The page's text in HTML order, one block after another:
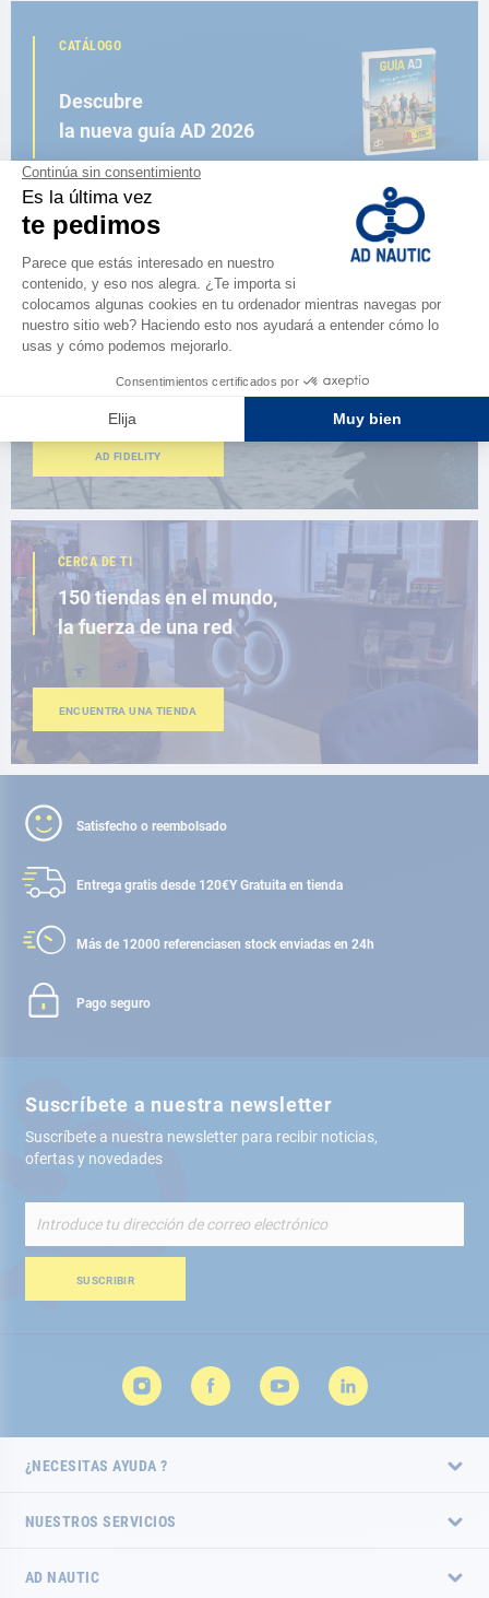
CATÁLOGO
Descubre
la nueva guía AD 2026
NAVEGAR POR EL CATÁLOGO
ESPACIO FIDELIDAD
¿Eres apasionado?
Benefíciate de ventajas exclusivas
AD FIDELITY
CERCA DE TI
150 tiendas en el mundo,
la fuerza de una red
ENCUENTRA UNA TIENDA
Satisfecho o reembolsado
Entrega gratis desde 120€Y Gratuita en tienda
Más de 12000 referenciasen stock enviadas en 24h
Pago seguro
Suscríbete a nuestra newsletter
Suscríbete a nuestra newsletter para recibir noticias,
ofertas y novedades
nuestro
de
SUSCRIBIR
¿NECESITAS AYUDA ?
NUESTROS SERVICIOS
AD NAUTIC